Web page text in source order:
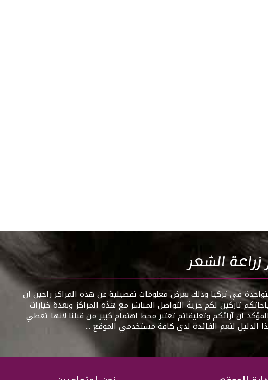
الشعر
في تركيا وذلك بعرض معلومات تفصيلية عن هذه المراكز راجين ان
تاركين لكم حرية التواصل المباشر مع هذه المراكز وبعدة خيارات
ان آرائكم وتعليقاتم تعتبر محط اهتمام كبير من قبلنا لانها تعطي
الدليل لتعم الفائدة لدى كافة مستخدمي الموقع ...